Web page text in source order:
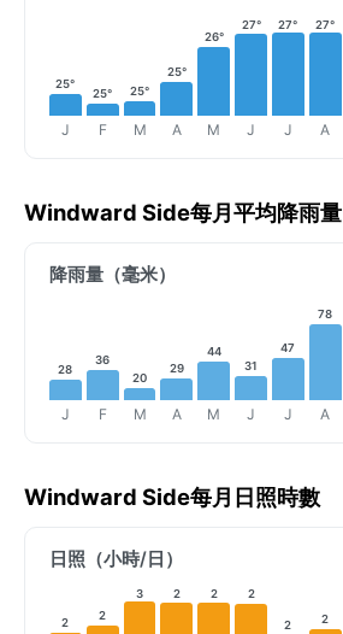
25°
J
25°
F
25°
M
25°
A
26°
M
27°
J
27°
J
27°
A
Windward Side每月平均降雨量
降雨量（毫米）
28
J
36
F
20
M
29
A
44
M
31
J
47
J
78
A
Windward Side每月日照時數
日照（小時/日）
2
2
3 2 2 2
2 2